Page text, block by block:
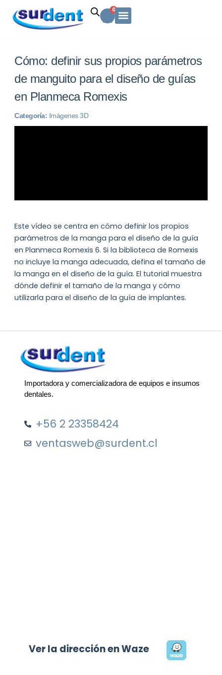
contenido
0
Carrito
Cómo: definir sus propios parámetros
de manguito para el diseño de guías
en Planmeca Romexis
Categoría: Imágenes 3D
Este vídeo se centra en cómo definir los propios
parámetros de la manga para el diseño de la guía
en Planmeca Romexis 6. Si la biblioteca de Romexis
no incluye la manga adecuada, defina el tamaño de
la manga en el diseño de la guía. El tutorial muestra
dónde definir el tamaño de la manga y cómo
utilizarla para el diseño de la guía de implantes.
Importadora y comercializadora de equipos e insumos
dentales.
+56 2 23358424
ventasweb@surdent.cl
Ver la dirección en Waze